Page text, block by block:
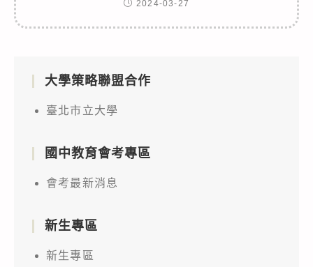
2024-03-27
大學策略聯盟合作
臺北市立大學
國中教育會考專區
會考最新消息
新生專區
新生專區